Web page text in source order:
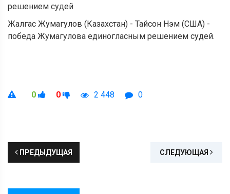
решением судей
Жалгас Жумагулов (Казахстан) - Тайсон Нэм (США) -
победа Жумагулова единогласным решением судей.
0 0 2 448 0
ПРЕДЫДУЩАЯ СЛЕДУЮЩАЯ